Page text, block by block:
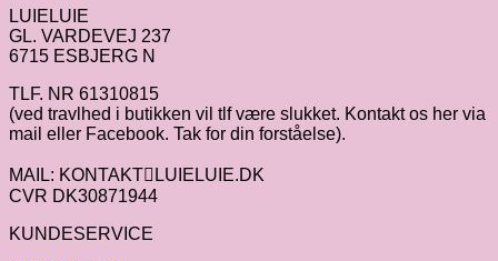
LUIELUIE
GL. VARDEVEJ 237
6715 ESBJERG N
TLF. NR 61310815
(ved travlhed i butikken vil tlf være slukket. Kontakt os her via
mail eller Facebook. Tak for din forståelse).
MAIL: KONTAKTLUIELUIE.DK
CVR DK30871944
KUNDESERVICE